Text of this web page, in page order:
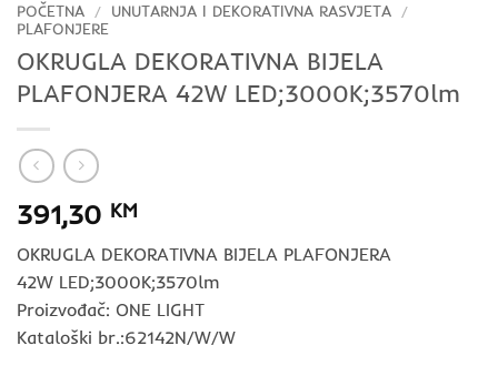
POČETNA / UNUTARNJA I DEKORATIVNA RASVJETA /
PLAFONJERE
OKRUGLA DEKORATIVNA BIJELA
PLAFONJERA 42W LED;3000K;3570lm
391,30 KM
OKRUGLA DEKORATIVNA BIJELA PLAFONJERA
42W LED;3000K;3570lm
Proizvođač: ONE LIGHT
Kataloški br.:62142N/W/W